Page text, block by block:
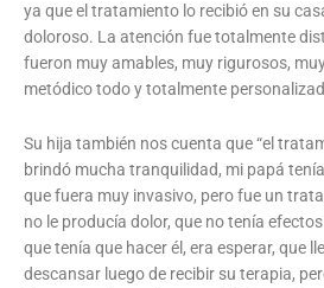
ya que el tratamiento lo recibió en su
doloroso. La atención fue totalmente
fueron muy amables, muy rigurosos,
metódico todo y totalmente
Su hija también nos cuenta que “el
brindó mucha tranquilidad, mi papá
que fuera muy invasivo, pero fue un
no le producía dolor, que no tenía
que tenía que hacer él, era esperar, que
descansar luego de recibir su terapia,